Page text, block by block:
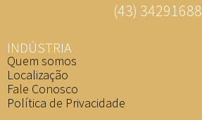
(43) 34291688
INDÚSTRIA
Quem somos
Localização
Fale Conosco
Política de Privacidade